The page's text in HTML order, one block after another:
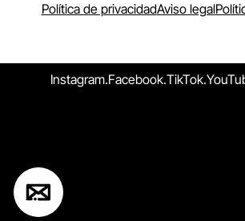
Política de privacidadAviso legal
Instagram.Facebook.TikTok.